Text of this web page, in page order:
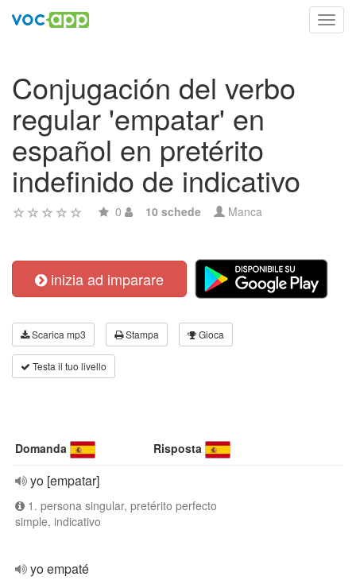
Conjugación del verbo
regular 'empatar' en
español en pretérito
indefinido de indicativo
0 10 schede Manca
inizia ad imparare
Scarica mp3 Stampa Gioca
Testa il tuo livello
Domanda Risposta
yo [empatar]
1. persona singular, pretérito perfecto
simple, indicativo
yo empaté